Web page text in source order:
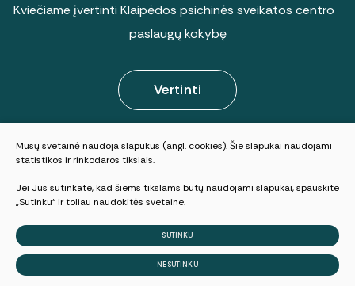
Kviečiame įvertinti Klaipėdos psichinės sveikatos centro
paslaugų kokybę
Vertinti
© 2025 Visos teisės saugomos
Duomenų apsauga
Mūsų svetainė naudoja slapukus (angl. cookies). Šie slapukai naudojami
statistikos ir rinkodaros tikslais.
Jei Jūs sutinkate, kad šiems tikslams būtų naudojami slapukai, spauskite
„Sutinku“ ir toliau naudokitės svetaine.
SUTINKU
NESUTINKU